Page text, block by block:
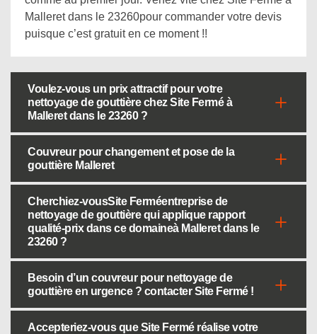
Malleret dans le 23260pour commander votre devis
puisque c’est gratuit en ce moment !!
Voulez-vous un prix attractif pour votre
nettoyage de gouttière chez Site Fermé à
Malleret dans le 23260 ?
Couvreur pour changement et pose de la
gouttière Malleret
Cherchiez-vousSite Ferméentreprise de
nettoyage de gouttière qui applique rapport
qualité-prix dans ce domaineà Malleret dans le
23260 ?
Besoin d’un couvreur pour nettoyage de
gouttière en urgence ? contacter Site Fermé !
Accepteriez-vous que Site Fermé réalise votre